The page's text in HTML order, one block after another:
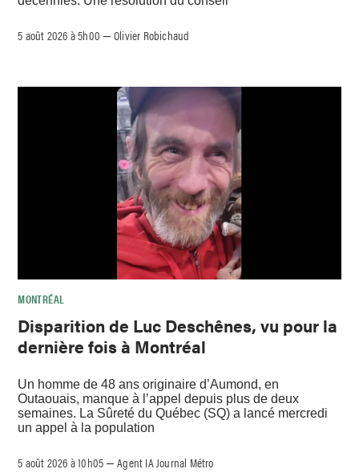
5 août 2026 à 5h00 –Olivier Robichaud
MONTRÉAL
Disparition de Luc Deschênes, vu pour la
dernière fois à Montréal
Un homme de 48 ans originaire d’Aumond, en
Outaouais, manque à l’appel depuis plus de deux
semaines. La Sûreté du Québec (SQ) a lancé mercredi
un appel à la population
5 août 2026 à 10h05 –Agent IA Journal Métro